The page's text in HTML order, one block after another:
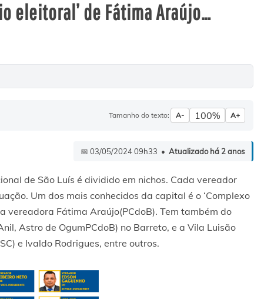
eleitoral’ de Fátima Araújo…
Tamanho do texto: A- 100% A+
📅 03/05/2024 09h33 • Atualizado há 2 anos
de São Luís é dividido em nichos. Cada vereador
Um dos mais conhecidos da capital é o ‘Complexo
vereadora Fátima Araújo(PCdoB). Tem também do
Astro de OgumPCdoB) no Barreto, e a Vila Luisão
e Ivaldo Rodrigues, entre outros.